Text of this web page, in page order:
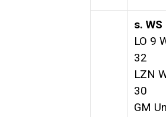
s. WS
LO 9
32
LZN
30
GM